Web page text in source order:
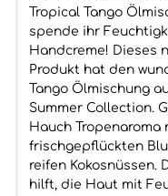
Tropical Tango
spende ihr
Handcreme! Dieses
Produkt hat den
Tango Ölmischung
Summer Collection.
Hauch
frischgepflückten
reifen Kokosnüssen.
hilft, die Haut mit